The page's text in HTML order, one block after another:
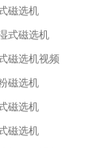
磁选机
式磁选机
磁选机视频
磁选机
磁选机
磁选机